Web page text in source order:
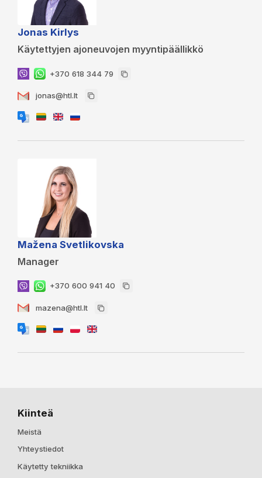
Jonas Kirlys
Käytettyjen ajoneuvojen myyntipäällikkö
+370 618 344 79
jonas@htl.lt
Mažena Svetlikovska
Manager
+370 600 941 40
mazena@htl.lt
Kiinteä
Meistä
Yhteystiedot
Käytetty tekniikka